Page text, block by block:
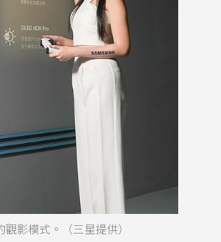
影模式。（三星提供）